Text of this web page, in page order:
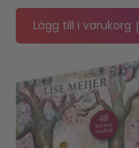
Lägg till i varukorg